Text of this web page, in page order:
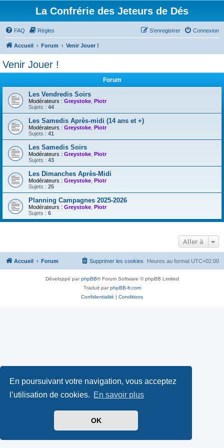
En poursuivant votre navigation, vous acceptez
l’utilisation de cookies. En savoir plus
OK
La Confrérie des Jeteurs de Dés
FAQ Règles Connexion
S’enregistrer
Accueil Forum Venir Jouer !
Venir Jouer !
Forum
Les Vendredis Soirs
Modérateurs : Greystoke Piotr
Sujets : 44
Les Samedis Après-midi (14 ans et +)
Modérateurs : Greystoke Piotr
Sujets : 41
Les Samedis Soirs
Modérateurs : Greystoke Piotr
Sujets : 43
Les Dimanches Après-Midi
Modérateurs : Greystoke Piotr
Sujets : 25
Planning Campagnes 2025-2026
Modérateurs : Greystoke Piotr
Sujets : 6
Aller à
Accueil Forum Heures au format UTC+02:00
Supprimer les cookies
Développé parphpBB® Forum Software © phpBB Limited
Traduit parphpBB-fr.com
Confidentialité | Conditions